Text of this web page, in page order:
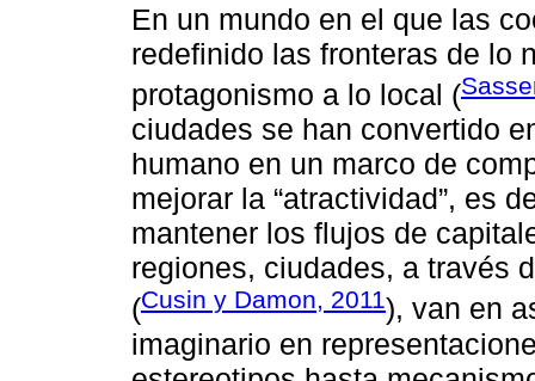
En un mundo en el que las
redefinido las fronteras de lo
protagonismo a lo local (
ciudades se han convertido
humano en un marco de
mejorar la “atractividad”, es
mantener los flujos de
regiones, ciudades, a través
(Cusin y Damon, 2011), van en
imaginario en